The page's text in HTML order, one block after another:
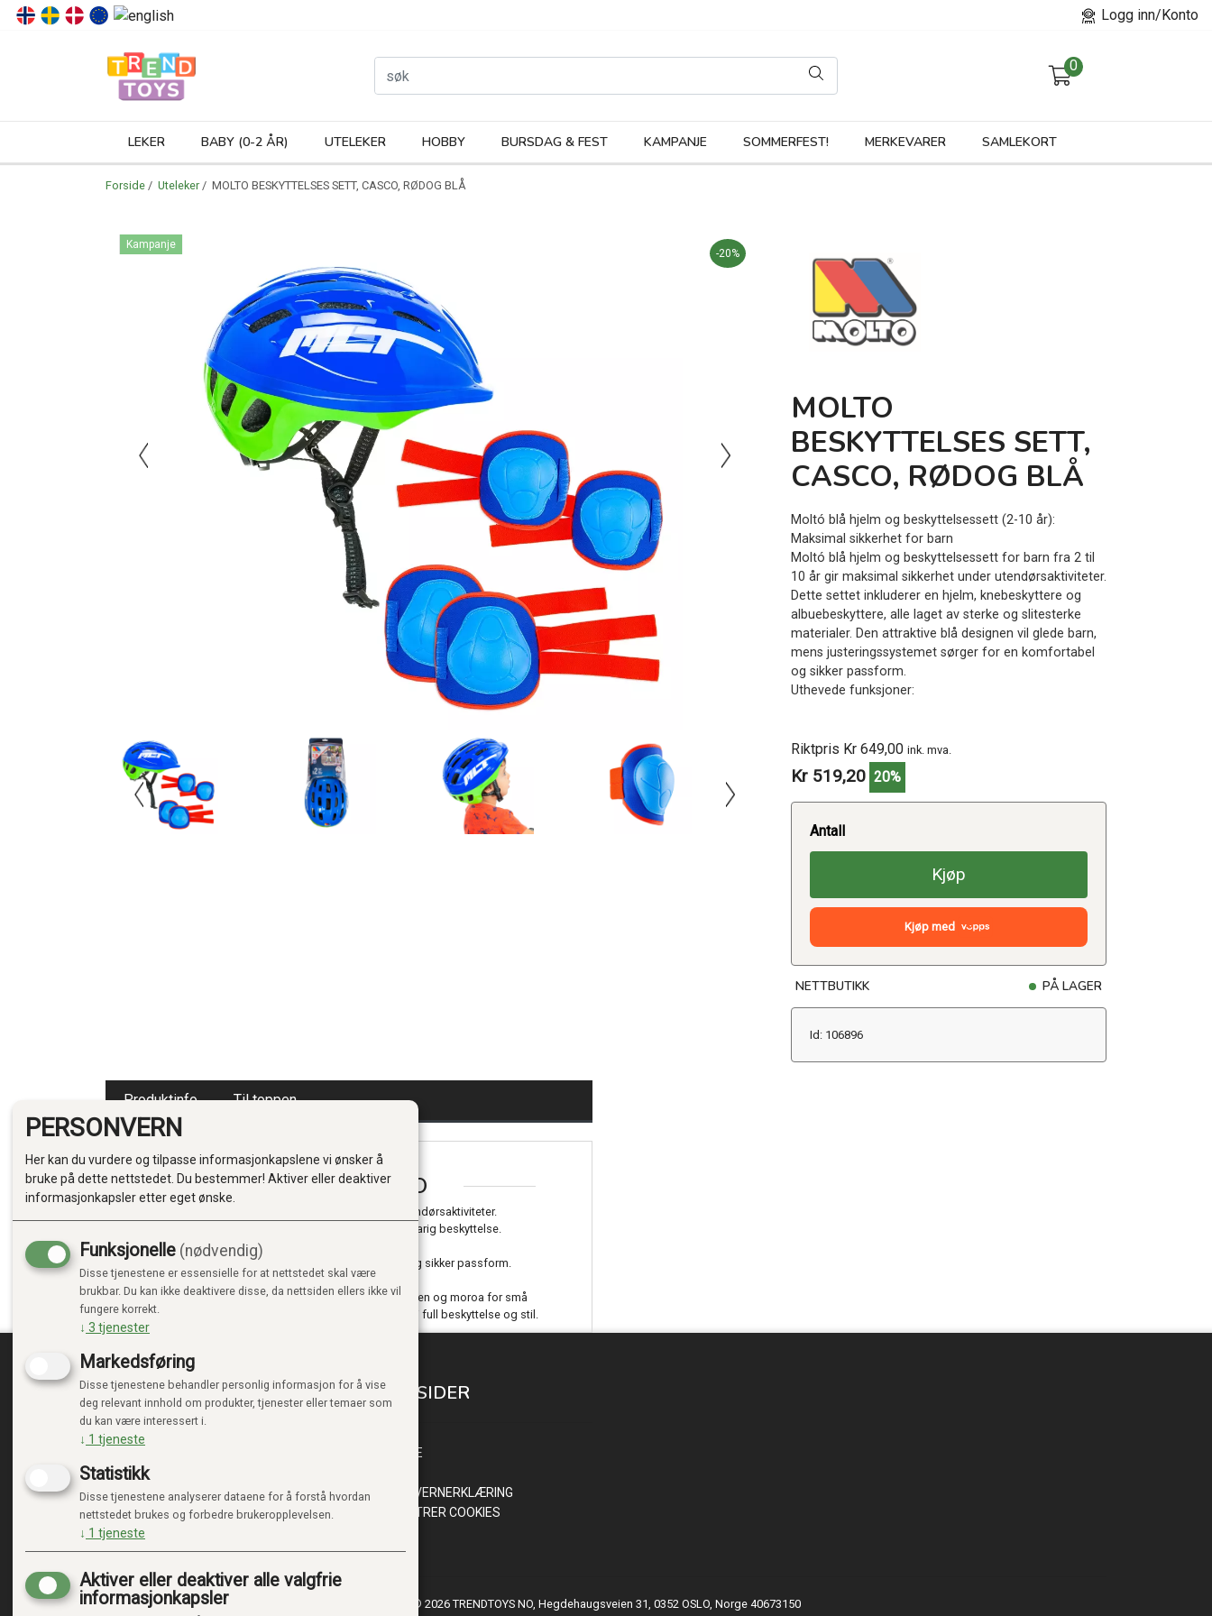
Logg inn/Konto
0
LEKER BABY (0-2 ÅR) UTELEKER HOBBY BURSDAG & FEST KAMPANJE SOMMERFEST! MERKEVARER SAMLEKORT
Forside / Uteleker / MOLTO BESKYTTELSES SETT, CASCO, RØDOG BLÅ
Kampanje
-20%
MOLTO
BESKYTTELSES SETT,
CASCO, RØDOG BLÅ
Moltó blå hjelm og beskyttelsessett (2-10 år):
Maksimal sikkerhet for barn
Moltó blå hjelm og beskyttelsessett for barn fra 2 til
10 år gir maksimal sikkerhet under utendørsaktiviteter.
Dette settet inkluderer en hjelm, knebeskyttere og
albuebeskyttere, alle laget av sterke og slitesterke
materialer. Den attraktive blå designen vil glede barn,
mens justeringssystemet sørger for en komfortabel
og sikker passform.
Uthevede funksjoner:
Riktpris Kr 649,00 ink. mva.
Kr 519,20 20%
Antall
Kjøp
Kjøp med
NETTBUTIKK PÅ LAGER
Id: 106896
Produktinfo Til toppen
PRODUKTINFO
Maksimal sikkerhet: Ideell for skøyter, sykling og andre utendørsaktiviteter.
Sterke og holdbare materialer: Garanterer effektiv og langvarig beskyttelse.
Attraktiv design: Den blå fargen vil glede barn.
Komfortabelt og sikkert passformsystem: Gir en perfekt og sikker passform.
Dette beskyttelsessettet er avgjørende for å sikre sikkerheten og moroa for små
eventyrere. Sørg for at barna dine nyter utendørsaktiviteter i full beskyttelse og stil.
TRENDTOYS.NO
OM TRENDTOYS
GAVEKORT
MINE SIDER
NY KUNDE
PERSONVERNERKLÆRING
ADMINISTRER COOKIES
© 2026 TRENDTOYS NO, Hegdehaugsveien 31, 0352 OSLO, Norge 40673150
PERSONVERN
Her kan du vurdere og tilpasse informasjonkapslene vi ønsker å
bruke på dette nettstedet. Du bestemmer! Aktiver eller deaktiver
informasjonkapsler etter eget ønske.
Funksjonelle (nødvendig)
Disse tjenestene er essensielle for at nettstedet skal være
brukbar. Du kan ikke deaktivere disse, da nettsiden ellers ikke vil
fungere korrekt.
↓ 3 tjenester
Markedsføring
Disse tjenestene behandler personlig informasjon for å vise
deg relevant innhold om produkter, tjenester eller temaer som
du kan være interessert i.
↓ 1 tjeneste
Statistikk
Disse tjenestene analyserer dataene for å forstå hvordan
nettstedet brukes og forbedre brukeropplevelsen.
↓ 1 tjeneste
Aktiver eller deaktiver alle valgfrie
informasjonkapsler